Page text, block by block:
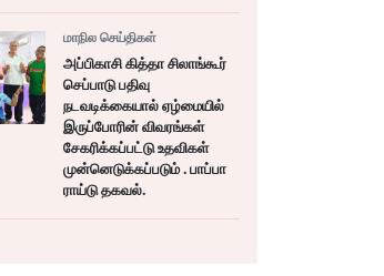
மாநில செய்திகள்
அப்பிகாசி கித்தா சிலாங்கூர்
செப்பாடு பதிவு
நடவடிக்கையால் ஏழ்மையில்
இருப்போரின் விவரங்கள்
சேகரிக்கப்பட்டு உதவிகள்
முன்னெடுக்கப்படும் . பாப்பா
ராய்டு தகவல்.